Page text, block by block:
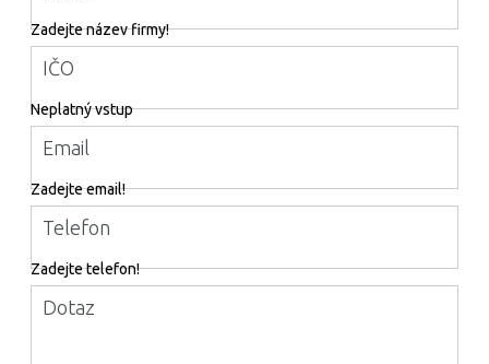
Zadejte název firmy!
IČO
Neplatný vstup
Email
Zadejte email!
Telefon
Zadejte telefon!
Dotaz